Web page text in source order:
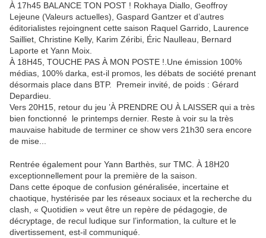
À 17h45 BALANCE TON POST ! Rokhaya Diallo, Geoffroy
Lejeune (Valeurs actuelles), Gaspard Gantzer et d’autres
éditorialistes rejoingnent cette saison Raquel Garrido, Laurence
Sailliet, Christine Kelly, Karim Zéribi, Éric Naulleau, Bernard
Laporte et Yann Moix.
À 18H45, TOUCHE PAS À MON POSTE !.Une émission 100%
médias, 100% darka, est-il promos, les débats de société prenant
désormais place dans BTP. Premeir invité, de poids : Gérard
Depardieu.
Vers 20H15, retour du jeu ’À PRENDRE OU À LAISSER qui a très
bien fonctionné le printemps dernier. Reste à voir su la très
mauvaise habitude de terminer ce show vers 21h30 sera encore
de mise...
Rentrée également pour Yann Barthès, sur TMC. À 18H20
exceptionnellement pour la première de la saison.
Dans cette époque de confusion généralisée, incertaine et
chaotique, hystérisée par les réseaux sociaux et la recherche du
clash, « Quotidien » veut être un repère de pédagogie, de
décryptage, de recul ludique sur l’information, la culture et le
divertissement, est-il communiqué.